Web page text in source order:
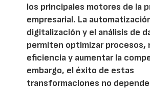
los principales motores de la
empresarial. La
digitalización y el análisis de
permiten optimizar procesos,
eficiencia y aumentar la
embargo, el éxito de estas
transformaciones no